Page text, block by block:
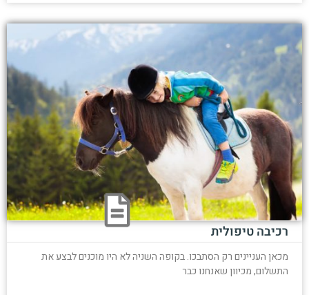
רכיבה טיפולית
מכאן העניינים רק הסתבכו. בקופה השניה לא היו מוכנים לבצע את
התשלום, מכיוון שאנחנו כבר